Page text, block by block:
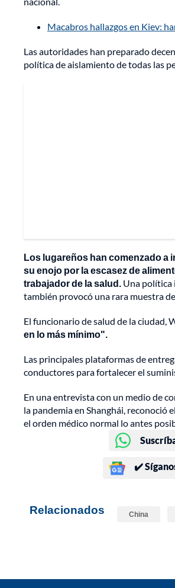
Macabros hallazgos en Kiev:
Las autoridades han preparado
política de aislamiento de todas las
Los lugareños han comenzado a
su enojo por la escasez de
trabajador de la salud. Una política
también provocó una rara muestra
El funcionario de salud de la ciudad,
en lo más mínimo".
Las principales plataformas de
conductores para fortalecer el
En una entrevista con un medio de
la pandemia en Shanghái, reconoció
el orden médico normal lo antes
✔️
Relacionados China